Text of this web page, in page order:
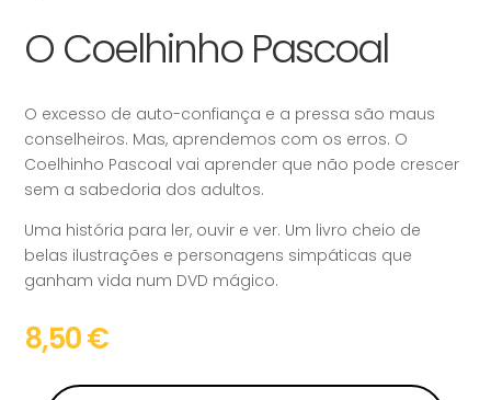
O Coelhinho Pascoal
O excesso de auto-confiança e a pressa são maus
conselheiros. Mas, aprendemos com os erros. O
Coelhinho Pascoal vai aprender que não pode crescer
sem a sabedoria dos adultos.
Uma história para ler, ouvir e ver. Um livro cheio de
belas ilustrações e personagens simpáticas que
ganham vida num DVD mágico.
8,50€